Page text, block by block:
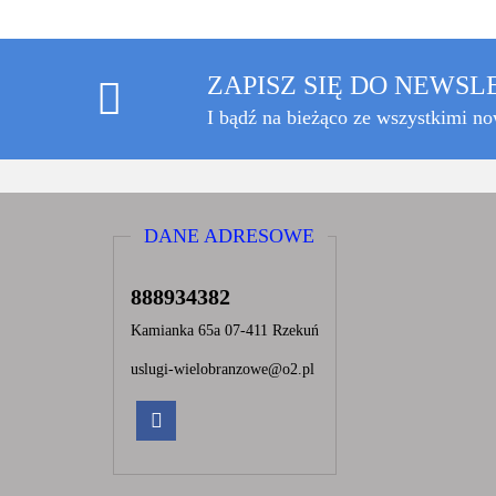
ZAPISZ SIĘ DO
I bądź na bieżąco ze wszystkimi
DANE ADRESOWE
888934382
Kamianka 65a 07-411 Rzekuń
uslugi-wielobranzowe@o2.pl